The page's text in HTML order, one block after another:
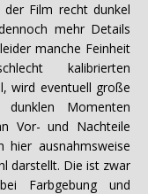
Film recht dunkel
mehr Details
manche Feinheit
kalibrierten
wird eventuell große
Momenten
Vor- und Nachteile
hier ausnahmsweise
darstellt. Die ist zwar
Farbgebung und